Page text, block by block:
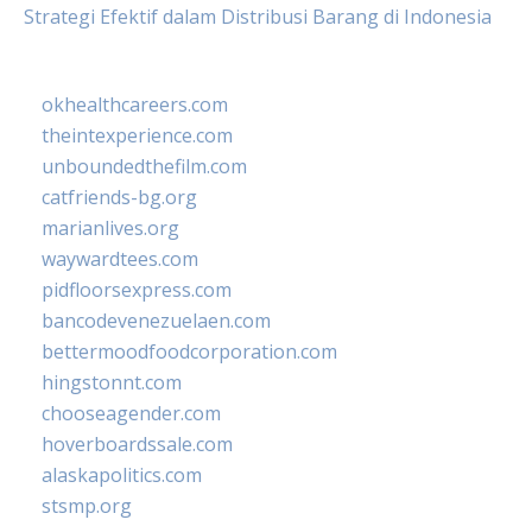
Strategi Efektif dalam Distribusi Barang di Indonesia
okhealthcareers.com
theintexperience.com
unboundedthefilm.com
catfriends-bg.org
marianlives.org
waywardtees.com
pidfloorsexpress.com
bancodevenezuelaen.com
bettermoodfoodcorporation.com
hingstonnt.com
chooseagender.com
hoverboardssale.com
alaskapolitics.com
stsmp.org